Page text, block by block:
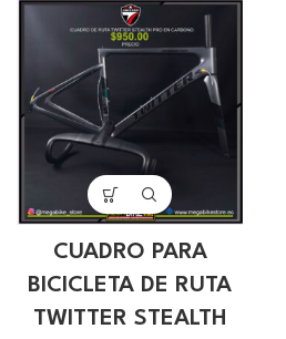
CUADRO PARA
BICICLETA DE RUTA
TWITTER STEALTH